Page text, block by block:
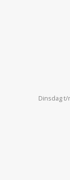
Dinsdag t/